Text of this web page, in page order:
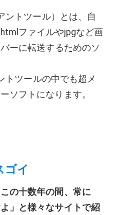
ントツール）とは、自
ファイルやjpgなど画
ーに転送するためのソ
トツールの中でも超メ
ソフトになります。
ゴイ
この十数年の間、常に
」と様々なサイトで紹